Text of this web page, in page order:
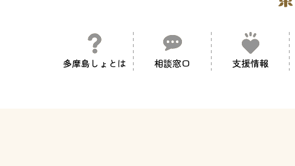
多摩島しょとは 相談窓口 支援情報